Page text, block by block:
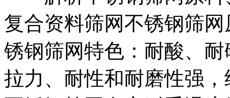
复合资料筛网不锈钢筛
锈钢筛网特色：耐酸、
拉力、耐性和耐磨性强